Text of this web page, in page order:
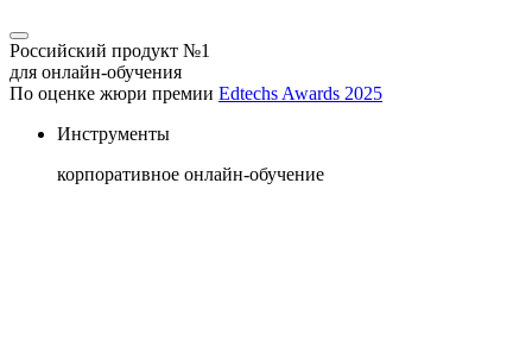
Российский продукт №1
для онлайн-обучения
По оценке жюри премии Edtechs Awards 2025
Инструменты
корпоративное онлайн-обучение